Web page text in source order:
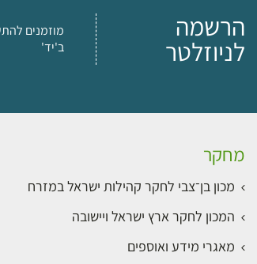
הרשמה
לניוזלטר
מוזמנים
ב'יד'
מחקר
מכון בן־צבי לחקר קהילות ישראל במזרח
המכון לחקר ארץ ישראל ויישובה
מאגרי מידע ואוספים